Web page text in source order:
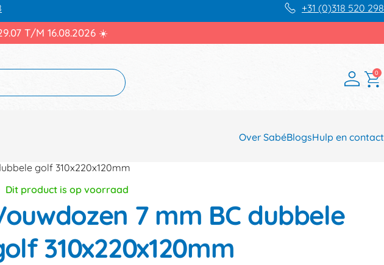
+31 (0)318 520 298
T/M 16.08.2026 ☀️
0
Over SabéBlogsHulp en contact
golf 310x220x120mm
Dit product is op voorraad
7 mm BC dubbele
310x220x120mm